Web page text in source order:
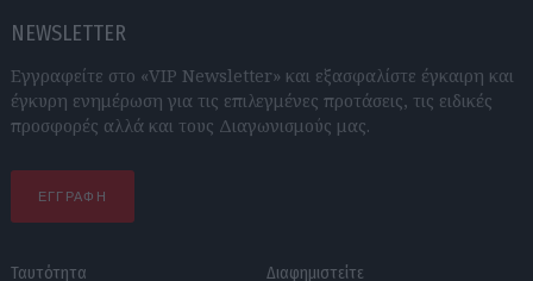
NEWSLETTER
Εγγραφείτε στο «VIP Newsletter» και εξασφαλίστε έγκαιρη και
έγκυρη ενημέρωση για τις επιλεγμένες προτάσεις, τις ειδικές
προσφορές αλλά και τους Διαγωνισμούς μας.
ΕΓΓΡΑΦΗ
Ταυτότητα Διαφημιστείτε